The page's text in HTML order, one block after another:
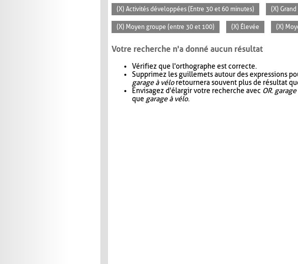
(X) Activités développées (Entre 30 et 60 minutes) (X)
(X) Moyen groupe (entre 30 et 100) (X) Élevée (X)
Votre recherche n'a donné aucun résultat
Vérifiez que l'orthographe est correcte.
Supprimez les guillemets autour des expressions
garage à véloretournera souvent plus de résultat
Envisagez d'élargir votre recherche avec OR. garage
que garage à vélo.